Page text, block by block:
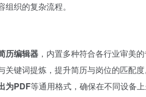
织的复杂流程。
历编辑器 ，内置多种符合各行业审美
关键词提炼，提升简历与岗位的匹配
为PDF等通用格式，确保在不同设备上